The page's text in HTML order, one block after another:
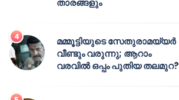
താരങ്ങളും
മമ്മൂട്ടിയുടെ സേതുരാമയ്യർ
വീണ്ടും വരുന്നു; ആറാം
വരവിൽ ഒപ്പം പുതിയ തലമുറ?